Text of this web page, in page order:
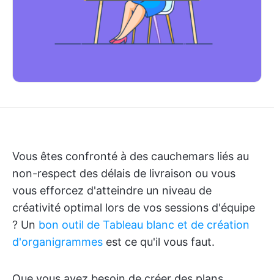
Vous êtes confronté à des cauchemars liés au
non-respect des délais de livraison ou vous
vous efforcez d'atteindre un niveau de
créativité optimal lors de vos sessions d'équipe
? Un bon outil de Tableau blanc et de création
d'organigrammes est ce qu'il vous faut.